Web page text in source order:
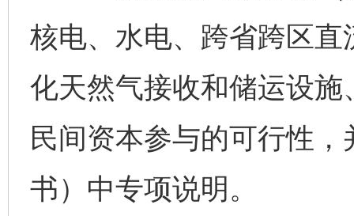
核电、水电、跨省跨区
化天然气接收和储运设
民间资本参与的可行性
书）中专项说明。